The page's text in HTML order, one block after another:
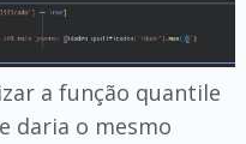
a função quantile
daria o mesmo